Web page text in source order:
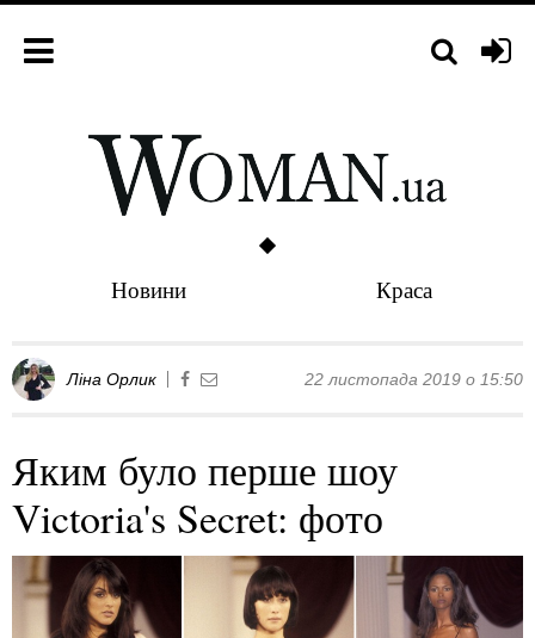
Новини Краса
Ліна Орлик 22 листопада 2019 о 15:50
Яким було перше шоу
Victoria's Secret: фото